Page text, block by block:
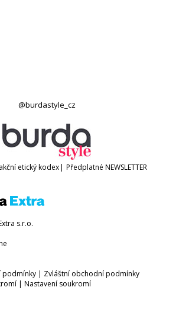
@burdastyle_cz
etický kodex| Předplatné NEWSLETTER
s.r.o.
podmínky | Zvláštní obchodní podmínky
| Nastavení soukromí